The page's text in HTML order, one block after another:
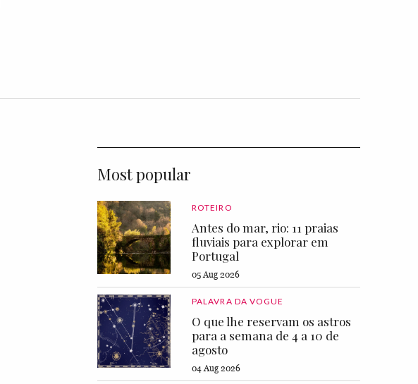
Most popular
ROTEIRO
Antes do mar, rio: 11 praias
fluviais para explorar em
Portugal
05 Aug 2026
PALAVRA DA VOGUE
O que lhe reservam os astros
para a semana de 4 a 10 de
agosto
04 Aug 2026